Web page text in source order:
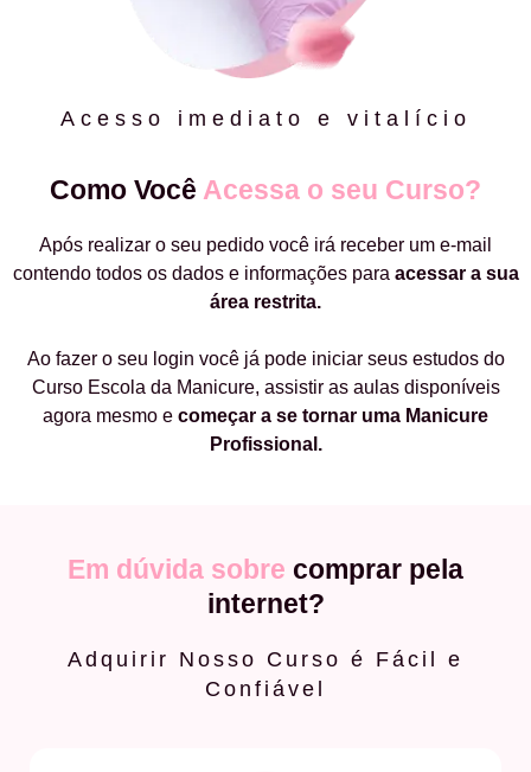
Acesso imediato e vitalício
Como Você Acessa o seu Curso?
Após realizar o seu pedido você irá receber um e-mail
contendo todos os dados e informações para acessar a sua
área restrita.
Ao fazer o seu login você já pode iniciar seus estudos do
Curso Escola da Manicure, assistir as aulas disponíveis
agora mesmo e começar a se tornar uma Manicure
Profissional.
Em dúvida sobre comprar pela
internet?
Adquirir Nosso Curso é Fácil e
Confiável